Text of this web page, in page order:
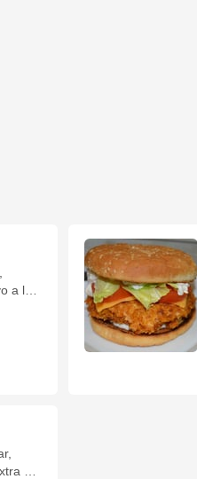
a la
de